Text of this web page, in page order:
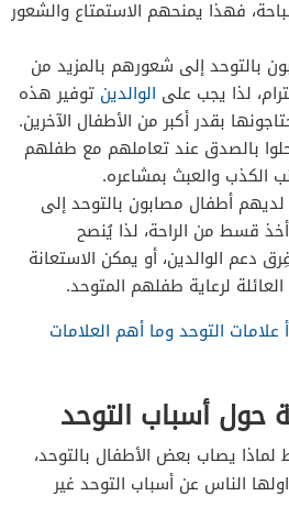
فهذا يمنحهم الاستمتاع والشعور
بالتوحد إلى شعورهم بالمزيد من
لذا يجب على الوالدين توفير هذه
بقدر أكبر من الأطفال الآخرين.
بالصدق عند تعاملهم مع طفلهم
الكذب والعبث بمشاعره.
لديهم أطفال مصابون بالتوحد إلى
قسط من الراحة، لذا يُنصح
الوالدين، أو يمكن الاستعانة
العائلة لرعاية طفلهم المتوحد.
التوحد وما أهم العلامات
حول أسباب التوحد
لماذا يصاب بعض الأطفال بالتوحد،
الناس عن أسباب التوحد غير